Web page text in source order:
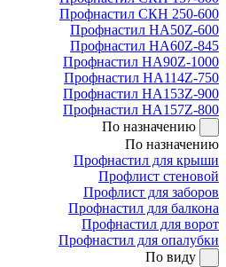
Профнастил СКН 250-600
Профнастил НА50Z-600
Профнастил НА60Z-845
Профнастил НА90Z-1000
Профнастил НА114Z-750
Профнастил НА153Z-900
Профнастил НА157Z-800
По назначению
По назначению
Профнастил для крыши
Профлист стеновой
Профлист для заборов
Профнастил для балкона
Профнастил для ворот
Профнастил для опалубки
По виду